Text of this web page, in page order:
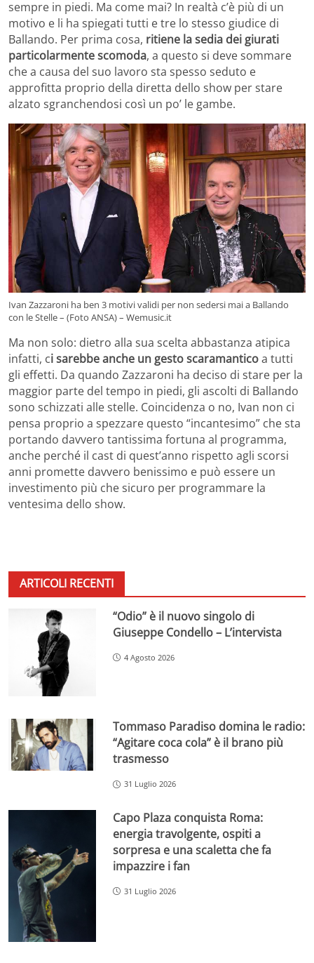
sempre in piedi. Ma come mai? In realtà c’è più di un
motivo e li ha spiegati tutti e tre lo stesso giudice di
Ballando. Per prima cosa, ritiene la sedia dei giurati
particolarmente scomoda, a questo si deve sommare
che a causa del suo lavoro sta spesso seduto e
approfitta proprio della diretta dello show per stare
alzato sgranchendosi così un po’ le gambe.
Ivan Zazzaroni ha ben 3 motivi validi per non sedersi mai a Ballando
con le Stelle – (Foto ANSA) – Wemusic.it
Ma non solo: dietro alla sua scelta abbastanza atipica
infatti, ci sarebbe anche un gesto scaramanticoa tutti
gli effetti. Da quando Zazzaroni ha deciso di stare per la
maggior parte del tempo in piedi, gli ascolti di Ballando
sono schizzati alle stelle. Coincidenza o no, Ivan non ci
pensa proprio a spezzare questo “incantesimo” che sta
portando davvero tantissima fortuna al programma,
anche perché il cast di quest’anno rispetto agli scorsi
anni promette davvero benissimo e può essere un
investimento più che sicuro per programmare la
ventesima dello show.
ARTICOLI RECENTI
“Odio” è il nuovo singolo di
Giuseppe Condello – L’intervista
4 Agosto 2026
Tommaso Paradiso domina le radio:
“Agitare coca cola” è il brano più
trasmesso
31 Luglio 2026
Capo Plaza conquista Roma:
energia travolgente, ospiti a
sorpresa e una scaletta che fa
impazzire i fan
31 Luglio 2026